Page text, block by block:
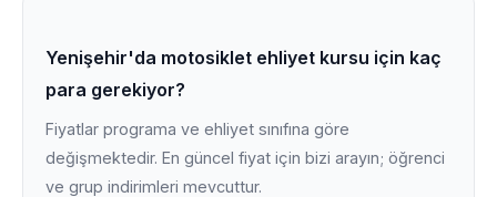
Yenişehir'da motosiklet ehliyet kursu için kaç
para gerekiyor?
Fiyatlar programa ve ehliyet sınıfına göre
değişmektedir. En güncel fiyat için bizi arayın; öğrenci
ve grup indirimleri mevcuttur.